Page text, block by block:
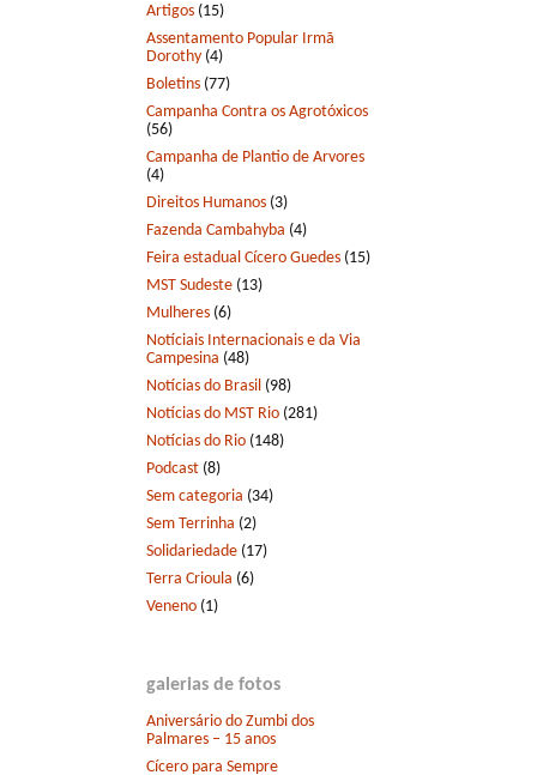
Artigos (15)
Assentamento Popular Irmã
Dorothy (4)
Boletins (77)
Campanha Contra os Agrotóxicos
(56)
Campanha de Plantio de Arvores
(4)
Direitos Humanos (3)
Fazenda Cambahyba (4)
Feira estadual Cícero Guedes (15)
MST Sudeste (13)
Mulheres (6)
Notíciais Internacionais e da Via
Campesina (48)
Notícias do Brasil (98)
Notícias do MST Rio (281)
Notícias do Rio (148)
Podcast (8)
Sem categoria (34)
Sem Terrinha (2)
Solidariedade (17)
Terra Crioula (6)
Veneno (1)
galerias de fotos
Aniversário do Zumbi dos
Palmares – 15 anos
Cícero para Sempre